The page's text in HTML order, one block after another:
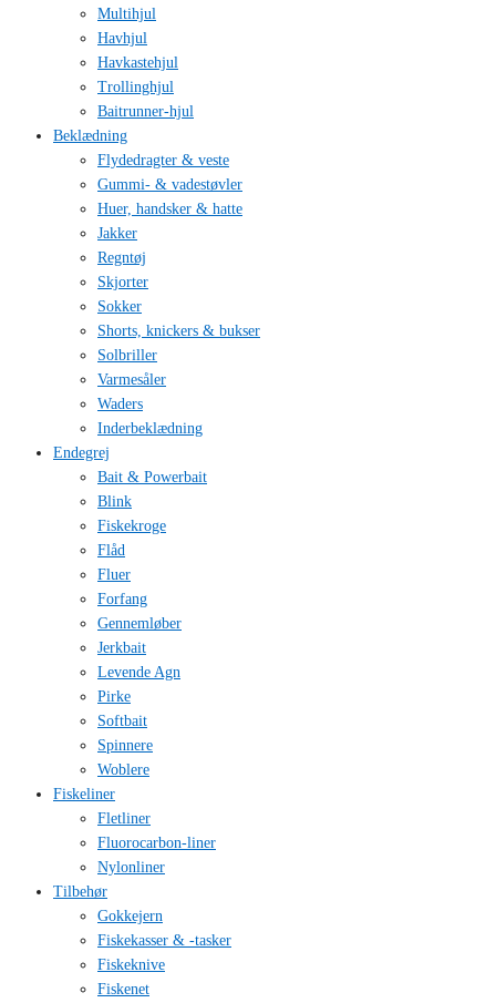
Multihjul
Havhjul
Havkastehjul
Trollinghjul
Baitrunner-hjul
Beklædning
Flydedragter & veste
Gummi- & vadestøvler
Huer, handsker & hatte
Jakker
Regntøj
Skjorter
Sokker
Shorts, knickers & bukser
Solbriller
Varmesåler
Waders
Inderbeklædning
Endegrej
Bait & Powerbait
Blink
Fiskekroge
Flåd
Fluer
Forfang
Gennemløber
Jerkbait
Levende Agn
Pirke
Softbait
Spinnere
Woblere
Fiskeliner
Fletliner
Fluorocarbon-liner
Nylonliner
Tilbehør
Gokkejern
Fiskekasser & -tasker
Fiskeknive
Fiskenet